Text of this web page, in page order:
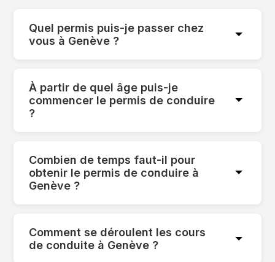
Quel permis puis-je passer chez
vous à Genève ?
À partir de quel âge puis-je
commencer le permis de conduire
?
Combien de temps faut-il pour
obtenir le permis de conduire à
Genève ?
Comment se déroulent les cours
de conduite à Genève ?